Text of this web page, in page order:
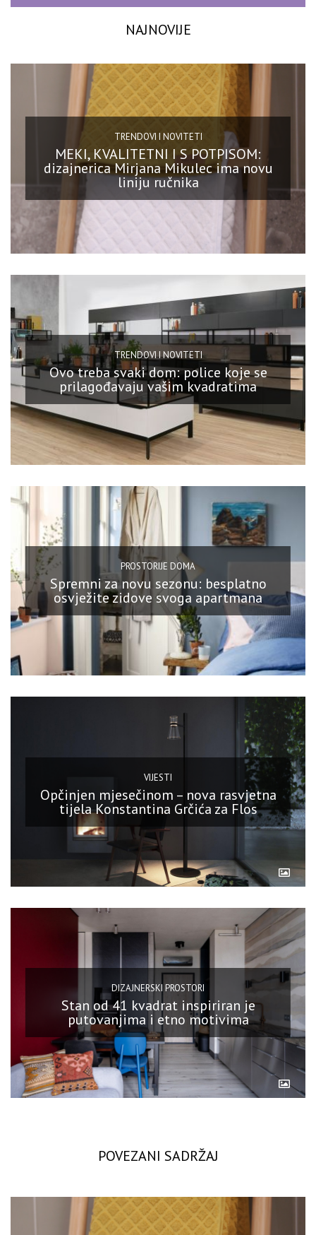
NAJNOVIJE
TRENDOVI I NOVITETI
MEKI, KVALITETNI I S POTPISOM:
dizajnerica Mirjana Mikulec ima novu
liniju ručnika
TRENDOVI I NOVITETI
Ovo treba svaki dom: police koje se
prilagođavaju vašim kvadratima
PROSTORIJE DOMA
Spremni za novu sezonu: besplatno
osvježite zidove svoga apartmana
VIJESTI
Opčinjen mjesečinom – nova rasvjetna
tijela Konstantina Grčića za Flos
DIZAJNERSKI PROSTORI
Stan od 41 kvadrat inspiriran je
putovanjima i etno motivima
POVEZANI SADRŽAJ